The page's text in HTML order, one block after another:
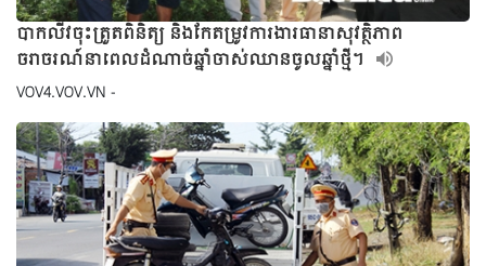
បាកលីវចុះត្រួតពិនិត្យ និងកែតម្រូវការងារធានាសុវត្ថិភាព
ចរាចរណ៍នាពេលដំណាច់ឆ្នាំចាស់ឈានចូលឆ្នាំថ្មី។
VOV4.VOV.VN -